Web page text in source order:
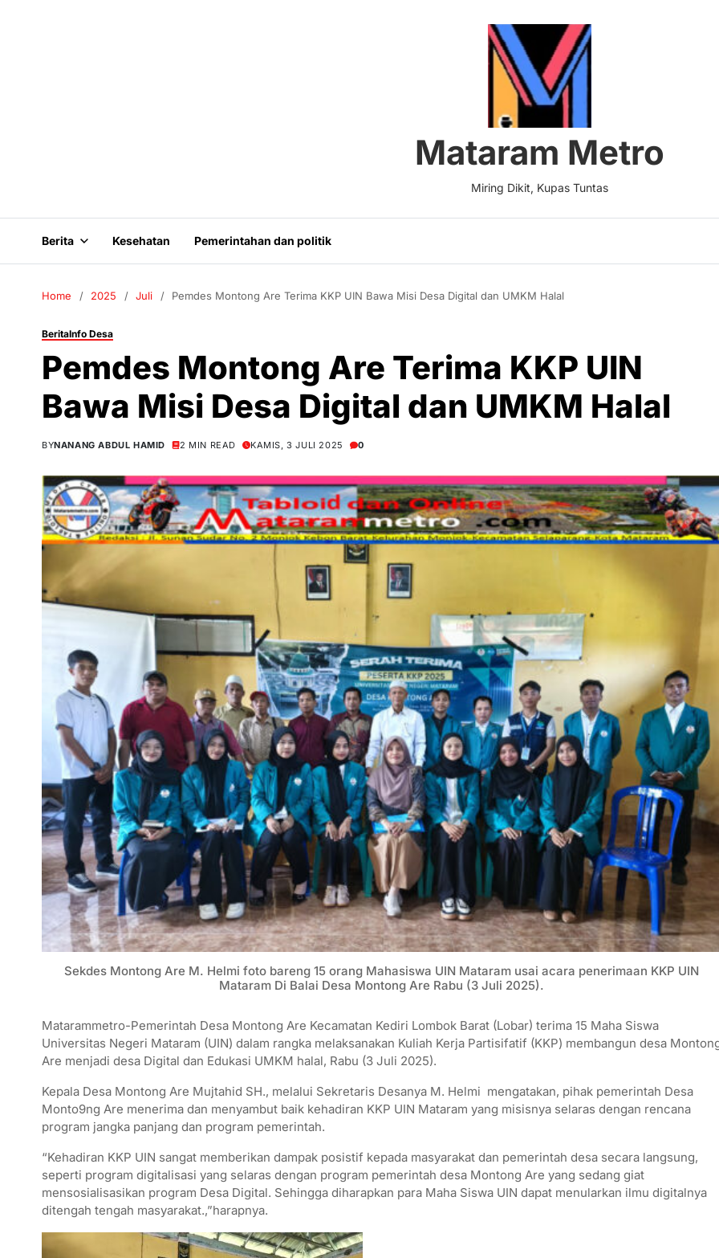
Mataram Metro
Miring Dikit, Kupas Tuntas
Berita Kesehatan Pemerintahan dan politik
Home 2025 Juli Pemdes Montong Are Terima KKP UIN Bawa Misi Desa Digital dan UMKM Halal
BeritaInfo Desa
Pemdes Montong Are Terima KKP UIN
Bawa Misi Desa Digital dan UMKM Halal
BYNANANG ABDUL HAMID 2 MIN READ KAMIS, 3 JULI 2025 0
Sekdes Montong Are M. Helmi foto bareng 15 orang Mahasiswa UIN Mataram usai acara penerimaan KKP UIN
Mataram Di Balai Desa Montong Are Rabu (3 Juli 2025).
Matarammetro-Pemerintah Desa Montong Are Kecamatan Kediri Lombok Barat (Lobar) terima 15 Maha Siswa
Universitas Negeri Mataram (UIN) dalam rangka melaksanakan Kuliah Kerja Partisifatif (KKP) membangun desa
Are menjadi desa Digital dan Edukasi UMKM halal, Rabu (3 Juli 2025).
Kepala Desa Montong Are Mujtahid SH., melalui Sekretaris Desanya M. Helmi mengatakan, pihak pemerintah Desa
Monto9ng Are menerima dan menyambut baik kehadiran KKP UIN Mataram yang misisnya selaras dengan rencana
program jangka panjang dan program pemerintah.
“Kehadiran KKP UIN sangat memberikan dampak posistif kepada masyarakat dan pemerintah desa secara langsung,
seperti program digitalisasi yang selaras dengan program pemerintah desa Montong Are yang sedang giat
mensosialisasikan program Desa Digital. Sehingga diharapkan para Maha Siswa UIN dapat menularkan ilmu digitalnya
ditengah tengah masyarakat.,”harapnya.